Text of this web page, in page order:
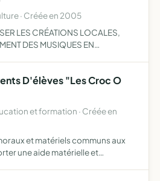
· Créée en 2005
LES CRÉATIONS LOCALES,
DES MUSIQUES EN
DE CRÉATION, DE PR…
D'élèves "Les Croc O
et formation · Créée en
et matériels communs aux
une aide matérielle et